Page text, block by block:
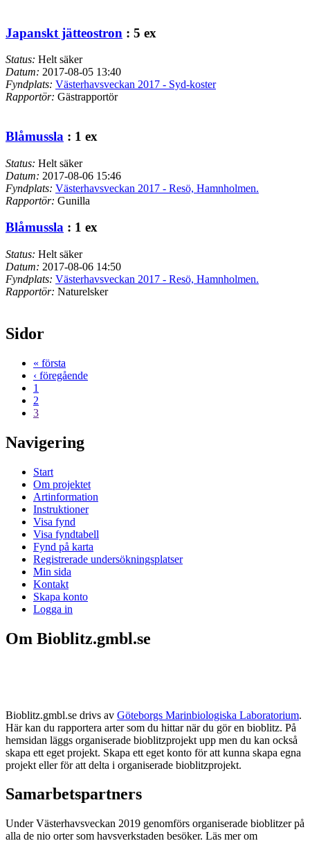
Japanskt jätteostron : 5 ex
Status: Helt säker
Datum: 2017-08-05 13:40
Fyndplats: Västerhavsveckan 2017 - Syd-koster
Rapportör: Gästrapportör
Blåmussla : 1 ex
Status: Helt säker
Datum: 2017-08-06 15:46
Fyndplats: Västerhavsveckan 2017 - Resö, Hamnholmen.
Rapportör: Gunilla
Blåmussla : 1 ex
Status: Helt säker
Datum: 2017-08-06 14:50
Fyndplats: Västerhavsveckan 2017 - Resö, Hamnholmen.
Rapportör: Naturelsker
Sidor
« första
‹ föregående
1
2
3
Navigering
Start
Om projektet
Artinformation
Instruktioner
Visa fynd
Visa fyndtabell
Fynd på karta
Registrerade undersökningsplatser
Min sida
Kontakt
Skapa konto
Logga in
Om Bioblitz.gmbl.se
Bioblitz.gmbl.se drivs av Göteborgs Marinbiologiska Laboratorium.
Här kan du rapportera arter som du hittar när du gör en bioblitz. På
hemsidan läggs organiserade bioblitzprojekt upp men du kan också
skapa ett eget projekt. Skapa ett eget konto för att kunna skapa egna
projekt eller för att delta i organiserade bioblitzprojekt.
Samarbetspartners
Under Västerhavsveckan 2019 genomförs organiserade bioblitzer på
alla de nio orter som havsverkstaden besöker. Läs mer om